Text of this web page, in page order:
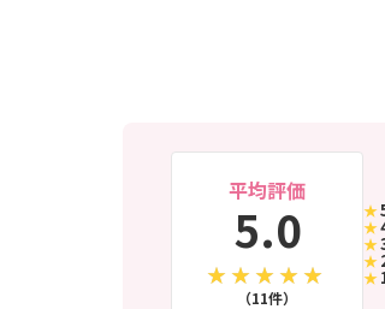
平均評価
5.0
（11件）
★
★
★
★
★